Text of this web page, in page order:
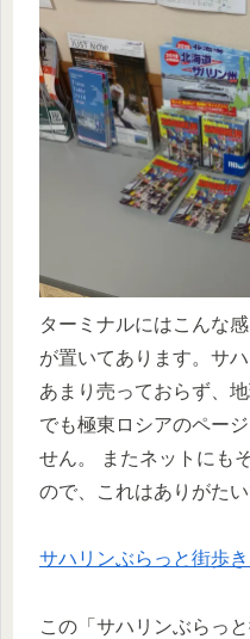
ターミナルにはこんな
が置いてあります。サ
あまり売っておらず、
でも極東ロシアのペー
せん。 またネットにも
ので、これはありがたい
サハリンぶらっと街歩き
この「サハリンぶらっ